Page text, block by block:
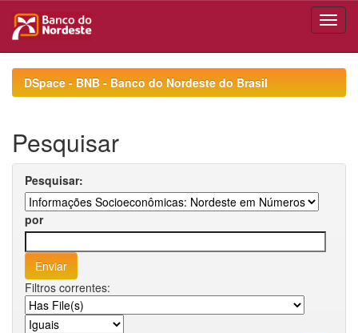
navigationDSpace - BNB - Banco do Nordeste do Brasil
Pesquisar
Pesquisar:
por
Filtros correntes: